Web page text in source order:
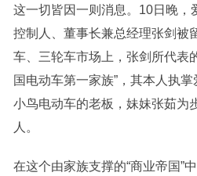
这一切皆因一则消息。10日晚，
控制人、董事长兼总经理张剑被
车、三轮车市场上，张剑所代表
国电动车第一家族”，其本人执
小鸟电动车的老板，妹妹张茹为
人。
在这个由家族支撑的“商业帝国”